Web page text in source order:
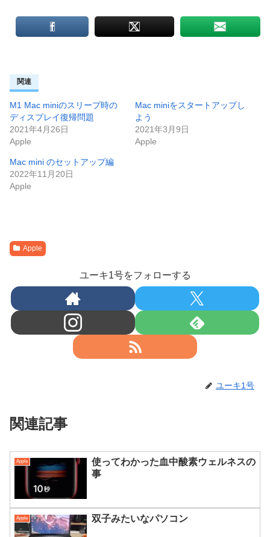
関連
M1 Mac miniのスリープ時の
ディスプレイ復帰問題
2021年4月26日
Apple
Mac miniをスタートアップし
よう
2021年3月9日
Apple
Mac mini のセットアップ編
2022年11月20日
Apple
Apple
ユーキ1号をフォローする
ユーキ1号
関連記事
Apple
使ってわかった血中酸素ウェルネスの
事
Apple 双子みたいなパソコン